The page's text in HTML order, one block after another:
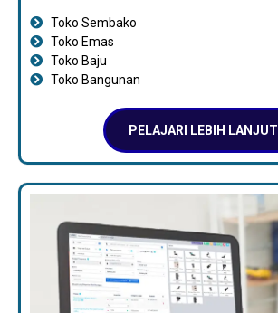
Toko Sembako
Toko Emas
Toko Baju
Toko Bangunan
PELAJARI LEBIH LANJUT